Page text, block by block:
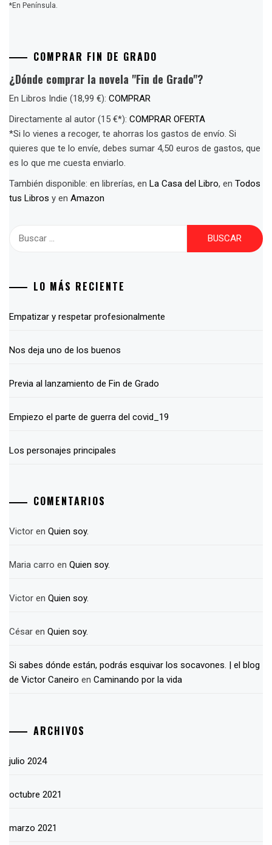
*En Península.
COMPRAR FIN DE GRADO
¿Dónde comprar la novela "Fin de Grado"?
En Libros Indie (18,99 €): COMPRAR
Directamente al autor (15 €*): COMPRAR OFERTA
*Si lo vienes a recoger, te ahorras los gastos de envío. Si
quieres que te lo envíe, debes sumar 4,50 euros de gastos, que
es lo que me cuesta enviarlo.
También disponible: en librerías, en La Casa del Libro, en Todos
tus Libros y en Amazon
LO MÁS RECIENTE
Empatizar y respetar profesionalmente
Nos deja uno de los buenos
Previa al lanzamiento de Fin de Grado
Empiezo el parte de guerra del covid_19
Los personajes principales
COMENTARIOS
Victor en Quien soy.
Maria carro en Quien soy.
Victor en Quien soy.
César en Quien soy.
Si sabes dónde están, podrás esquivar los socavones. | el blog
de Victor Caneiro en Caminando por la vida
ARCHIVOS
julio 2024
octubre 2021
marzo 2021